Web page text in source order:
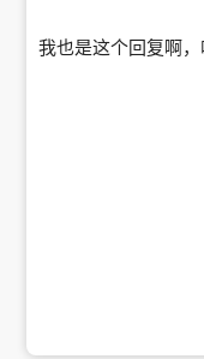
我也是这个回复啊，